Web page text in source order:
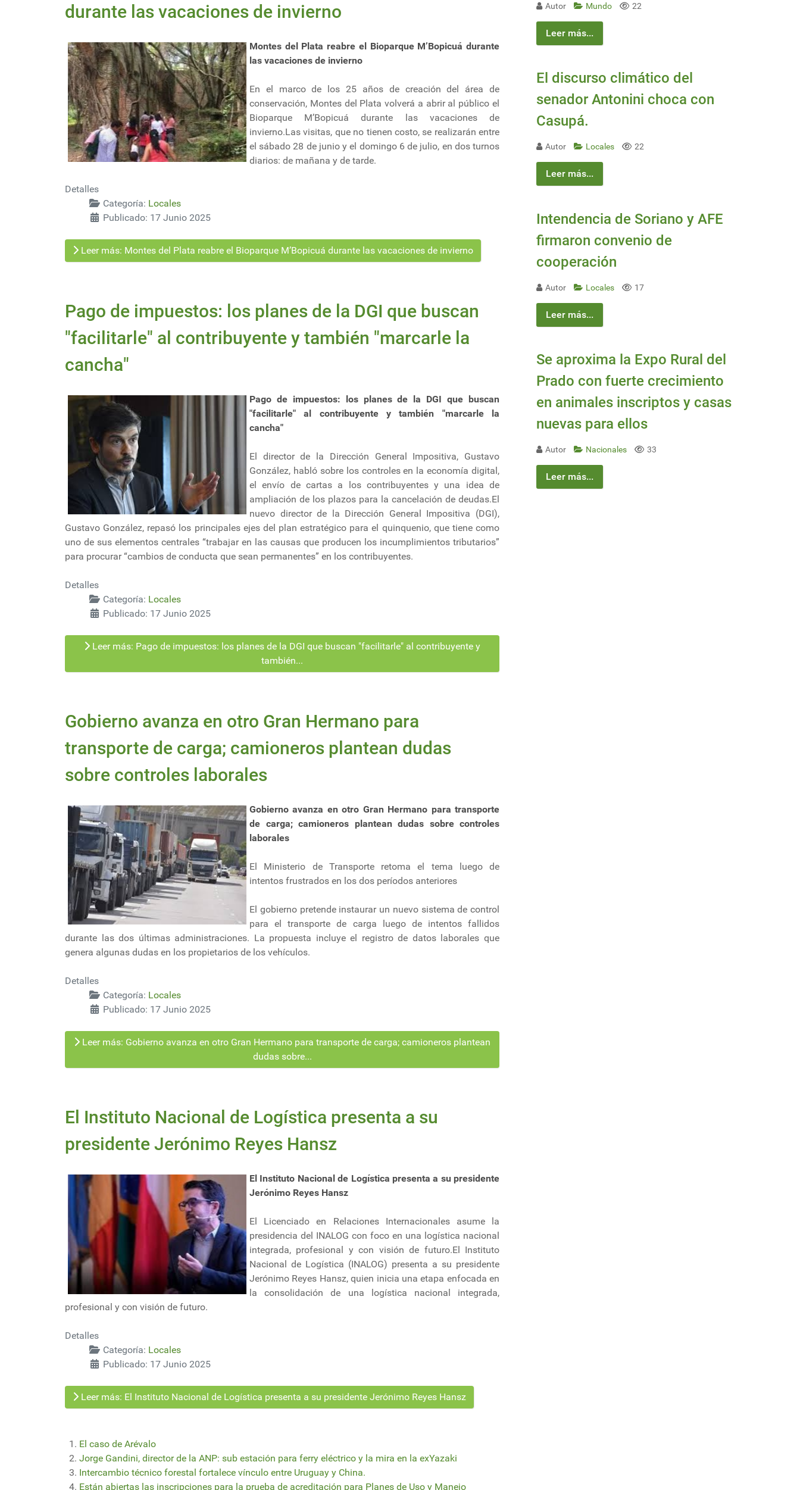
durante las vacaciones de invierno
Montes del Plata reabre el Bioparque M’Bopicuá durante
las vacaciones de invierno
En el marco de los 25 años de creación del área de
conservación, Montes del Plata volverá a abrir al público el
Bioparque M’Bopicuá durante las vacaciones de
invierno.Las visitas, que no tienen costo, se realizarán entre
el sábado 28 de junio y el domingo 6 de julio, en dos turnos
diarios: de mañana y de tarde.
Detalles
Categoría: Locales
Publicado: 17 Junio 2025
Leer más: Montes del Plata reabre el Bioparque M’Bopicuá durante las vacaciones de invierno
Pago de impuestos: los planes de la DGI que buscan
"facilitarle" al contribuyente y también "marcarle la
cancha"
Pago de impuestos: los planes de la DGI que buscan
"facilitarle" al contribuyente y también "marcarle la
cancha"
El director de la Dirección General Impositiva, Gustavo
González, habló sobre los controles en la economía digital,
el envío de cartas a los contribuyentes y una idea de
ampliación de los plazos para la cancelación de deudas.El
nuevo director de la Dirección General Impositiva (DGI),
Gustavo González, repasó los principales ejes del plan estratégico para el quinquenio, que tiene como
uno de sus elementos centrales “trabajar en las causas que producen los incumplimientos tributarios”
para procurar “cambios de conducta que sean permanentes” en los contribuyentes.
Detalles
Categoría: Locales
Publicado: 17 Junio 2025
Leer más: Pago de impuestos: los planes de la DGI que buscan "facilitarle" al contribuyente y
también...
Gobierno avanza en otro Gran Hermano para
transporte de carga; camioneros plantean dudas
sobre controles laborales
Gobierno avanza en otro Gran Hermano para transporte
de carga; camioneros plantean dudas sobre controles
laborales
El Ministerio de Transporte retoma el tema luego de
intentos frustrados en los dos períodos anteriores
El gobierno pretende instaurar un nuevo sistema de control
para el transporte de carga luego de intentos fallidos
durante las dos últimas administraciones. La propuesta incluye el registro de datos laborales que
genera algunas dudas en los propietarios de los vehículos.
Detalles
Categoría: Locales
Publicado: 17 Junio 2025
Leer más: Gobierno avanza en otro Gran Hermano para transporte de carga; camioneros plantean
dudas sobre...
El Instituto Nacional de Logística presenta a su
presidente Jerónimo Reyes Hansz
El Instituto Nacional de Logística presenta a su presidente
Jerónimo Reyes Hansz
El Licenciado en Relaciones Internacionales asume la
presidencia del INALOG con foco en una logística nacional
integrada, profesional y con visión de futuro.El Instituto
Nacional de Logística (INALOG) presenta a su presidente
Jerónimo Reyes Hansz, quien inicia una etapa enfocada en
la consolidación de una logística nacional integrada,
profesional y con visión de futuro.
Detalles
Categoría: Locales
Publicado: 17 Junio 2025
Leer más: El Instituto Nacional de Logística presenta a su presidente Jerónimo Reyes Hansz
El caso de Arévalo
Jorge Gandini, director de la ANP: sub estación para ferry eléctrico y la mira en la exYazaki
Intercambio técnico forestal fortalece vínculo entre Uruguay y China.
Están abiertas las inscripciones para la prueba de acreditación para Planes de Uso y Manejo
Autor Mundo 22
Leer más...
El discurso climático del
senador Antonini choca con
Casupá.
Autor Locales 22
Leer más...
Intendencia de Soriano y AFE
firmaron convenio de
cooperación
Autor Locales 17
Leer más...
Se aproxima la Expo Rural del
Prado con fuerte crecimiento
en animales inscriptos y casas
nuevas para ellos
Autor Nacionales 33
Leer más...